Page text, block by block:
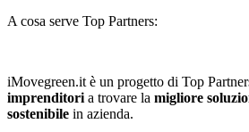
A cosa serve Top Partners:
iMovegreen.it è un progetto di Top
imprenditori a trovare la migliore
sostenibile in azienda.